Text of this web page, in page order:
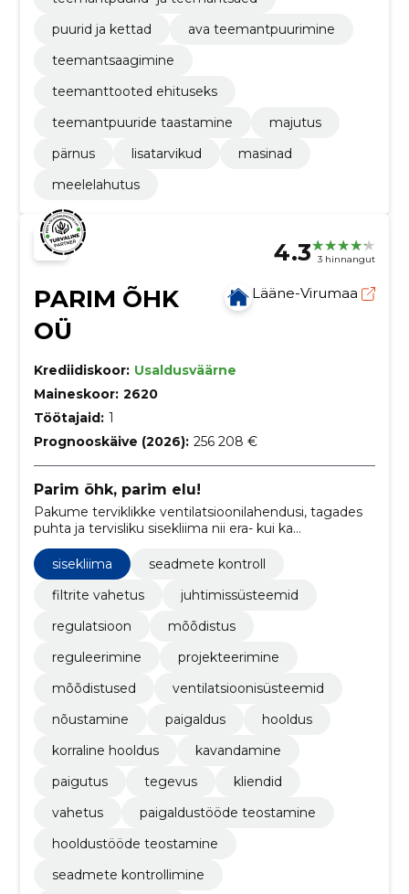
puurid ja kettad
ava teemantpuurimine
teemantsaagimine
teemanttooted ehituseks
teemantpuuride taastamine
majutus
pärnus
lisatarvikud
masinad
meelelahutus
4.3 3 hinnangut
PARIM ÕHK
OÜ
Lääne-Virumaa
Krediidiskoor: Usaldusväärne
Maineskoor: 2620
Töötajaid: 1
Prognooskäive (2026): 256 208 €
Parim õhk, parim elu!
Pakume terviklikke ventilatsioonilahendusi, tagades
puhta ja tervisliku sisekliima nii era- kui ka
sisekliima
seadmete kontroll
filtrite vahetus
juhtimissüsteemid
regulatsioon
mõõdistus
reguleerimine
projekteerimine
mõõdistused
ventilatsioonisüsteemid
nõustamine
paigaldus
hooldus
korraline hooldus
kavandamine
paigutus
tegevus
kliendid
vahetus
paigaldustööde teostamine
hooldustööde teostamine
seadmete kontrollimine